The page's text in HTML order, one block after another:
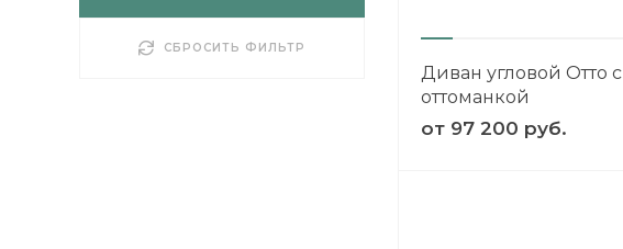
СБРОСИТЬ ФИЛЬТР
Диван угловой Отто с
оттоманкой
от 97 200 руб.
Получи подарок просто
покрутив колесо